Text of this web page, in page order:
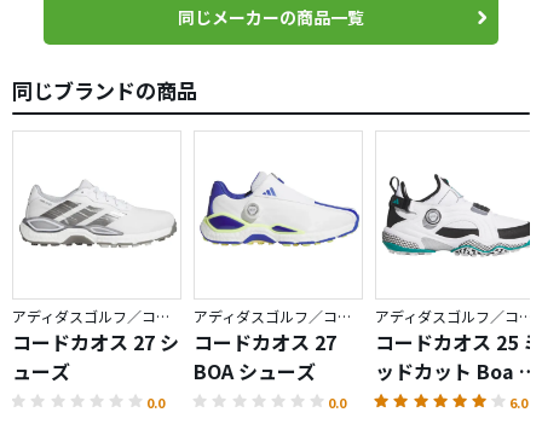
同じメーカーの商品一覧
同じブランドの商品
アディダスゴルフ／コードカオス
コードカオス 27 シ
ューズ
0.0
アディダスゴルフ／コードカオス
コードカオス 27
BOA シューズ
0.0
アディダスゴルフ／コードカオス
コードカオス 25 ミ
ッドカット Boa ス
パイクレス
6.0